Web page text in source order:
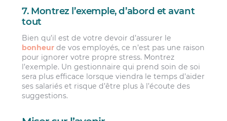
7. Montrez l’exemple, d’abord et avant
tout
Bien qu’il est de votre devoir d’assurer le
bonheur de vos employés, ce n’est pas une raison
pour ignorer votre propre stress. Montrez
l’exemple. Un gestionnaire qui prend soin de soi
sera plus efficace lorsque viendra le temps d’aider
ses salariés et risque d’être plus à l’écoute des
suggestions.